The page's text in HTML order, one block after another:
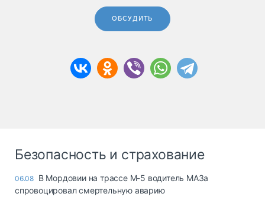
ОБСУДИТЬ
Безопасность и страхование
06.08 В Мордовии на трассе М-5 водитель МАЗа
спровоцировал смертельную аварию